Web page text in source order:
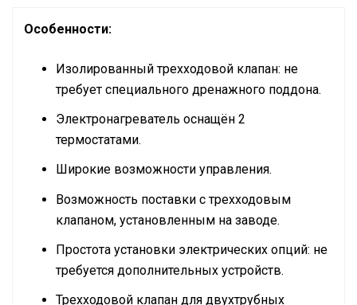
Особенности:
Изолированный трехходовой клапан: не
требует специального дренажного поддона.
Электронагреватель оснащён 2
термостатами.
Широкие возможности управления.
Возможность поставки с трехходовым
клапаном, установленным на заводе.
Простота установки электрических опций: не
требуется дополнительных устройств.
Трехходовой клапан для двухтрубных